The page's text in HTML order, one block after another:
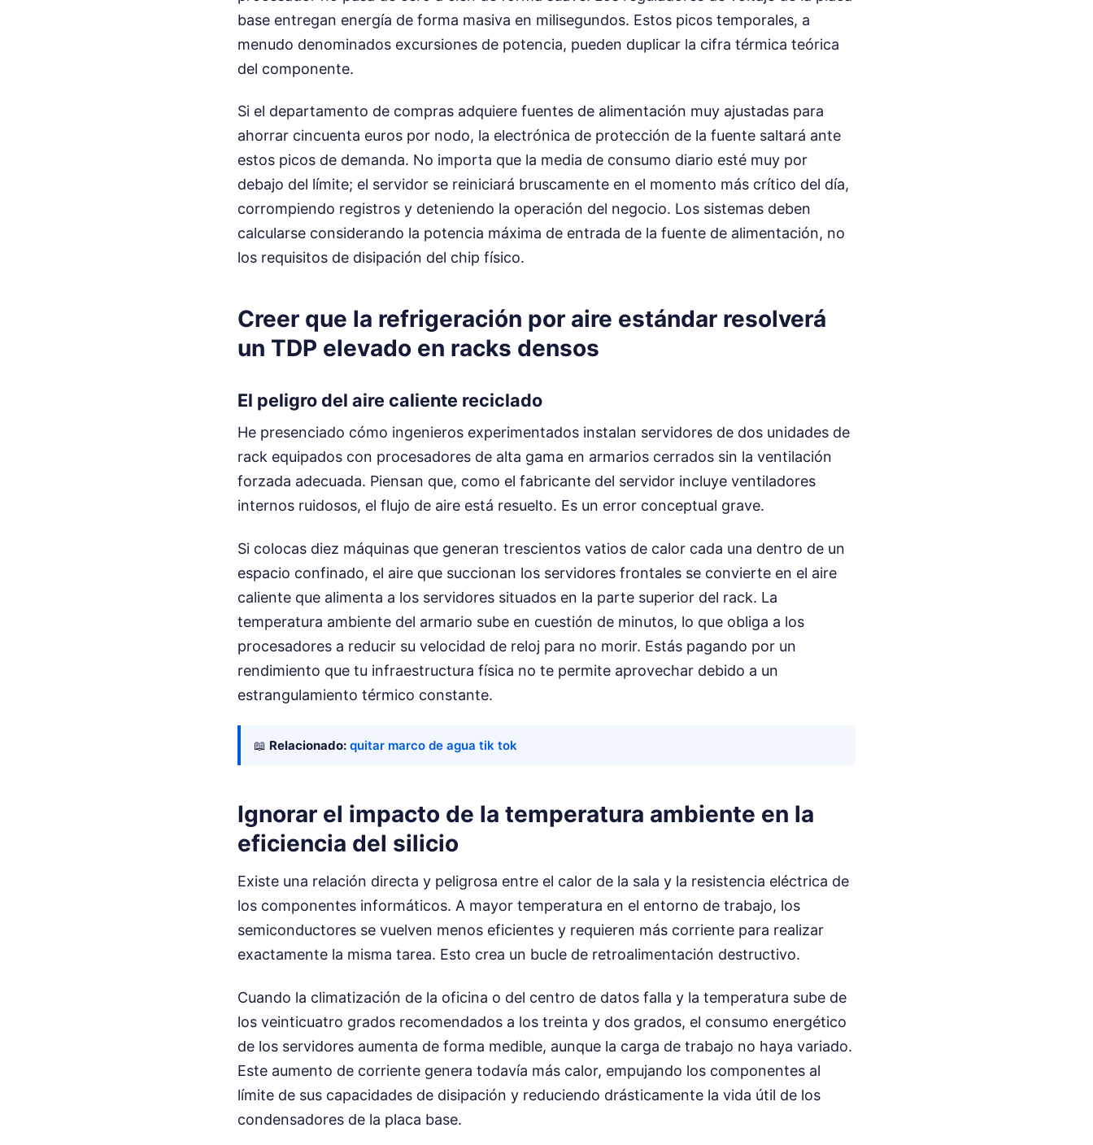
base entregan energía de forma masiva en milisegundos. Estos picos temporales, a
menudo denominados excursiones de potencia, pueden duplicar la cifra térmica teórica
del componente.
Si el departamento de compras adquiere fuentes de alimentación muy ajustadas para
ahorrar cincuenta euros por nodo, la electrónica de protección de la fuente saltará ante
estos picos de demanda. No importa que la media de consumo diario esté muy por
debajo del límite; el servidor se reiniciará bruscamente en el momento más crítico del día,
corrompiendo registros y deteniendo la operación del negocio. Los sistemas deben
calcularse considerando la potencia máxima de entrada de la fuente de alimentación, no
los requisitos de disipación del chip físico.
Creer que la refrigeración por aire estándar resolverá
un TDP elevado en racks densos
El peligro del aire caliente reciclado
He presenciado cómo ingenieros experimentados instalan servidores de dos unidades de
rack equipados con procesadores de alta gama en armarios cerrados sin la ventilación
forzada adecuada. Piensan que, como el fabricante del servidor incluye ventiladores
internos ruidosos, el flujo de aire está resuelto. Es un error conceptual grave.
Si colocas diez máquinas que generan trescientos vatios de calor cada una dentro de un
espacio confinado, el aire que succionan los servidores frontales se convierte en el aire
caliente que alimenta a los servidores situados en la parte superior del rack. La
temperatura ambiente del armario sube en cuestión de minutos, lo que obliga a los
procesadores a reducir su velocidad de reloj para no morir. Estás pagando por un
rendimiento que tu infraestructura física no te permite aprovechar debido a un
estrangulamiento térmico constante.
📖 Relacionado: quitar marco de agua tik tok
Ignorar el impacto de la temperatura ambiente en la
eficiencia del silicio
Existe una relación directa y peligrosa entre el calor de la sala y la resistencia eléctrica de
los componentes informáticos. A mayor temperatura en el entorno de trabajo, los
semiconductores se vuelven menos eficientes y requieren más corriente para realizar
exactamente la misma tarea. Esto crea un bucle de retroalimentación destructivo.
Cuando la climatización de la oficina o del centro de datos falla y la temperatura sube de
los veinticuatro grados recomendados a los treinta y dos grados, el consumo energético
de los servidores aumenta de forma medible, aunque la carga de trabajo no haya variado.
Este aumento de corriente genera todavía más calor, empujando los componentes al
límite de sus capacidades de disipación y reduciendo drásticamente la vida útil de los
condensadores de la placa base.